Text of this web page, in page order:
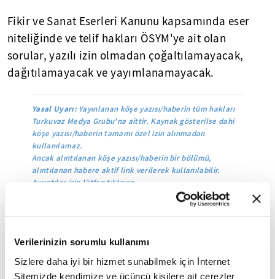
Verilerinizin sorumlu kullanımı
Sizlere daha iyi bir hizmet sunabilmek için İnternet
Sitemizde kendimize ve üçüncü kişilere ait çerezler
Fikir ve Sanat Eserleri Kanunu kapsamında eser
niteliğinde ve telif hakları ÖSYM'ye ait olan
sorular, yazılı izin olmadan çoğaltılamayacak,
dağıtılamayacak ve yayımlanamayacak.
Yasal Uyarı:Yayınlanan köşe yazısı/haberin tüm hakları
Turkuvaz Medya Grubu'na aittir. Kaynak gösterilse dahi
köşe yazısı/haberin tamamı özel izin alınmadan
kullanılamaz.
Ancak alıntılanan köşe yazısı/haberin bir bölümü,
alıntılanan habere aktif link verilerek kullanılabilir.
Ayrıntılar için lütfentıklayın.